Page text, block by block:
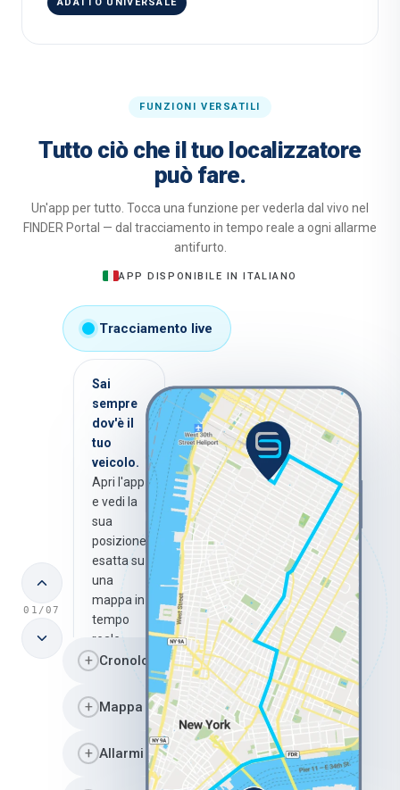
FUNZIONI VERSATILI
Tutto ciò che il tuo localizzatore
può fare.
Un'app per tutto. Tocca una funzione per vederla dal vivo nel
FINDER Portal — dal tracciamento in tempo reale a ogni allarme
antifurto.
APP DISPONIBILE IN ITALIANO
01/07
Tracciamento live
Sai
sempre
dov'è il
tuo
veicolo.
Apri l'app
e vedi la
sua
posizione
esatta su
una
mappa in
tempo
reale —
proprio
ovunque
tu sia.
+ Cronologia percorsi
+ Mappa di calore
+ Allarmi